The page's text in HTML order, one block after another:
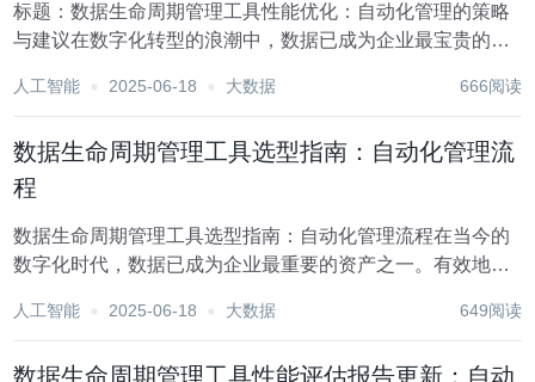
标题：数据生命周期管理工具性能优化：自动化管理的策略
与建议在数字化转型的浪潮中，数据已成为企业最宝贵的资
为企业创造新的价值增长点。数据生命周期管理（Data
人工智能 2025-06-18 大数据 666阅读
数据生命周期管理工具选型指南：自动化管理流
程
数据生命周期管理工具选型指南：自动化管理流程在当今的
数字化时代，数据已成为企业最重要的资产之一。有效地管
企业合规运营并降低风险。随着技术的不断进步，数据生命
人工智能 2025-06-18 大数据 649阅读
数据生命周期管理工具性能评估报告更新：自动